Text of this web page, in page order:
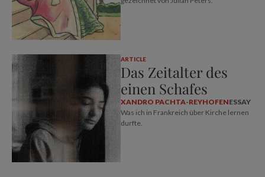
ARTICLE
Das Zeitalter des
einen Schafes
XANDRO PACHTA-REYHOFENESSAY
Was ich in Frankreich über Kirche lernen
durfte.